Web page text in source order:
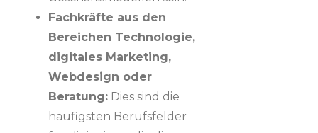
Fachkräfte aus den
Bereichen Technologie,
digitales Marketing,
Webdesign oder
Beratung: Dies sind die
häufigsten Berufsfelder